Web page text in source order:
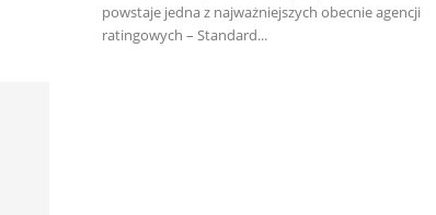
powstaje jedna z najważniejszych obecnie agencji
ratingowych – Standard...